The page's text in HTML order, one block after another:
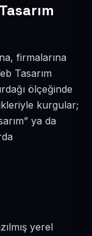
firmalarına
Tasarım
ölçeğinde
kurgular;
ya da
yerel